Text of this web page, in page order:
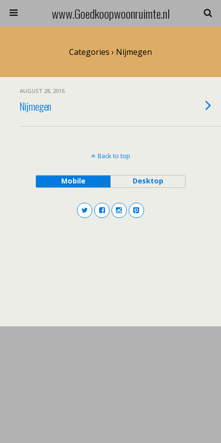
www.Goedkoopwoonruimte.nl
Categories › Nijmegen
AUGUST 28, 2016
Nijmegen
Back to top
Mobile Desktop